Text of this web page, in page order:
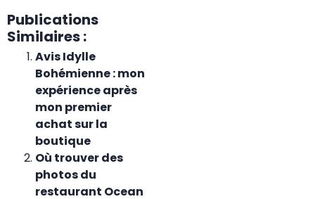
Publications
Similaires :
Avis Idylle
Bohémienne : mon
expérience après
mon premier
achat sur la
boutique
Où trouver des
photos du
restaurant Ocean